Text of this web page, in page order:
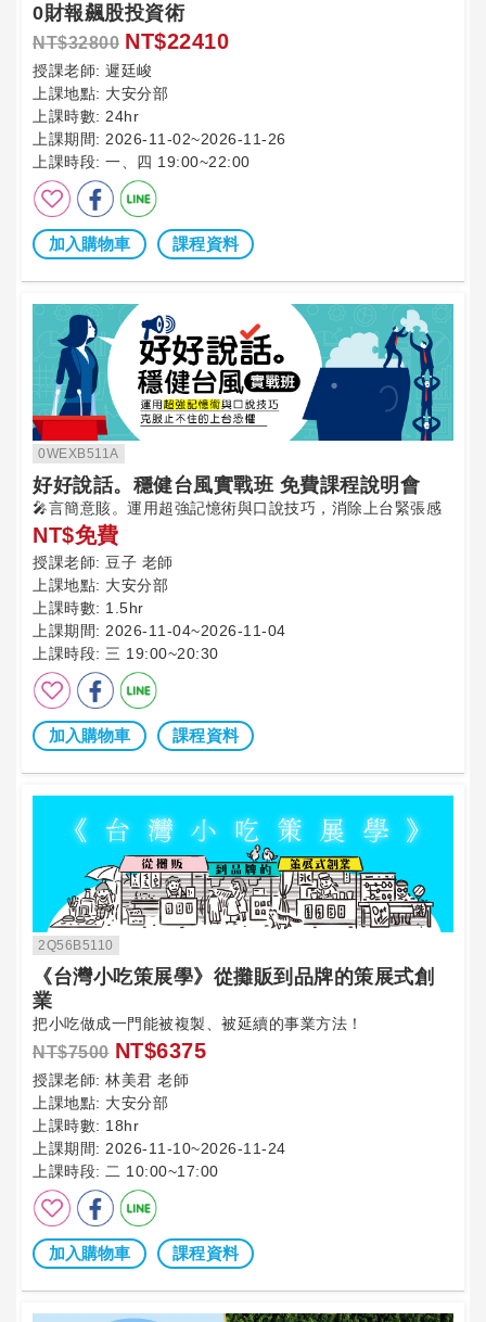
0財報飆股投資術
NT$32800 NT$22410
授課老師: 遲廷峻
上課地點: 大安分部
上課時數: 24hr
上課期間: 2026-11-02~2026-11-26
上課時段: 一、四 19:00~22:00
加入購物車 課程資料
0WEXB511A
好好說話。穩健台風實戰班 免費課程說明會
🎤言簡意賅。運用超強記憶術與口說技巧，消除上台緊張感
NT$免費
授課老師: 豆子 老師
上課地點: 大安分部
上課時數: 1.5hr
上課期間: 2026-11-04~2026-11-04
上課時段: 三 19:00~20:30
加入購物車 課程資料
2Q56B5110
《台灣小吃策展學》從攤販到品牌的策展式創
業
把小吃做成一門能被複製、被延續的事業方法！
NT$7500 NT$6375
授課老師: 林美君 老師
上課地點: 大安分部
上課時數: 18hr
上課期間: 2026-11-10~2026-11-24
上課時段: 二 10:00~17:00
加入購物車 課程資料